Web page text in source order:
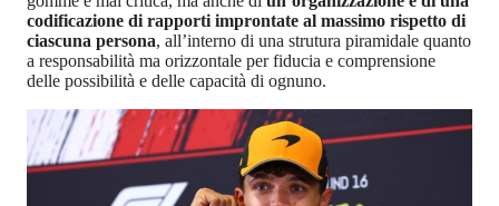
codificazione di rapporti improntate al massimo rispetto di
ciascuna persona, all’interno di una strutura piramidale quanto
a responsabilità ma orizzontale per fiducia e comprensione
delle possibilità e delle capacità di ognuno.